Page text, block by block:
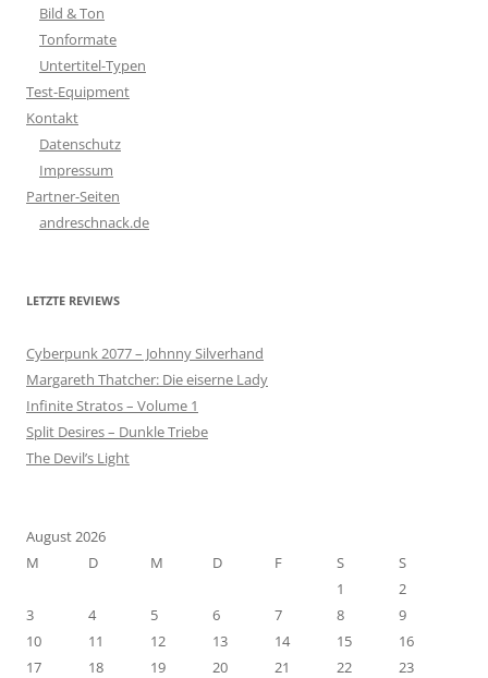
Bild & Ton
Tonformate
Untertitel-Typen
Test-Equipment
Kontakt
Datenschutz
Impressum
Partner-Seiten
andreschnack.de
LETZTE REVIEWS
Cyberpunk 2077 – Johnny Silverhand
Margareth Thatcher: Die eiserne Lady
Infinite Stratos – Volume 1
Split Desires – Dunkle Triebe
The Devil’s Light
August 2026
M
D M D F S
S
1
2
3
4 5 6 7 8
9
10
11 12 13 14 15
16
17
18 19 20 21 22
23